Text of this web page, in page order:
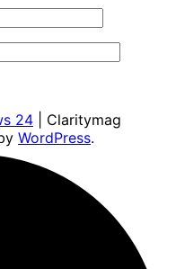
24 | Claritymag
WordPress.